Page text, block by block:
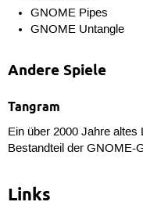
GNOME Pipes
GNOME Untangle
Andere Spiele
Tangram
Ein über 2000 Jahre altes
Bestandteil der GNOME-
Links